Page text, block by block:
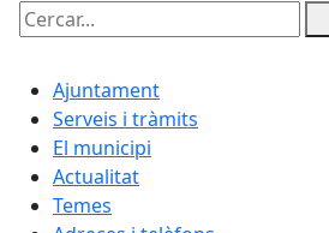
Cercar:
Ajuntament
Serveis i tràmits
El municipi
Actualitat
Temes